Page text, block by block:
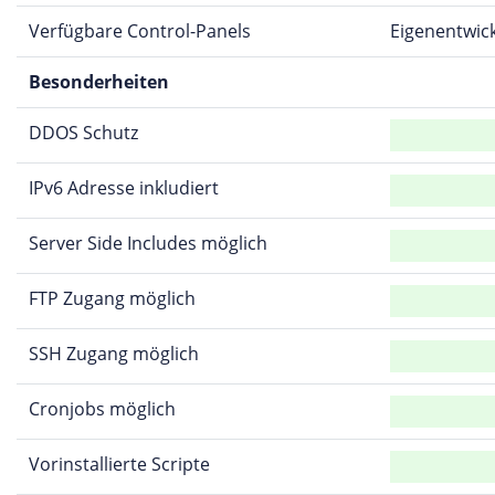
Verfügbare Control-Panels
Besonderheiten
DDOS Schutz
IPv6 Adresse inkludiert
Server Side Includes möglich
FTP Zugang möglich
SSH Zugang möglich
Cronjobs möglich
Vorinstallierte Scripte